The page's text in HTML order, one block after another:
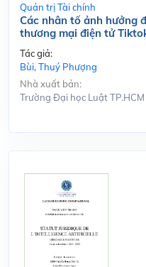
Quản trị Tài chính
Các nhân tố ảnh hưởng
thương mại điện tử
Tác giả:
Bùi, Thuý Phượng
Nhà xuất bản:
Trường Đại học Luật TP.HCM